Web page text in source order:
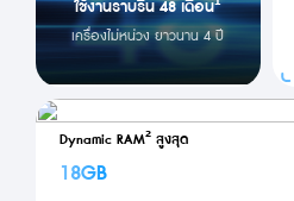
ใช้งานราบรื่น 48 เดือน¹
เครื่องไม่หน่วง ยาวนาน 4 ปี
18GB
Dynamic RAM² สูงสุด